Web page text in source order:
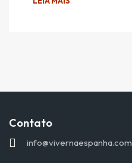
Contato
info@vivernaespanha.com